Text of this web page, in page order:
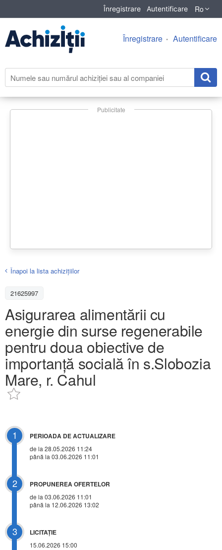
Înregistrare Autentificare Ro
Înregistrare Autentificare
Publicitate
Înapoi la lista achiziţiilor
21625997
Asigurarea alimentării cu
energie din surse regenerabile
pentru doua obiective de
importanță socială în s.Slobozia
Mare, r. Cahul
1 PERIOADA DE ACTUALIZARE
de la 28.05.2026 11:24
până la 03.06.2026 11:01
2 PROPUNEREA OFERTELOR
de la 03.06.2026 11:01
până la 12.06.2026 13:02
3 LICITAŢIE
15.06.2026 15:00